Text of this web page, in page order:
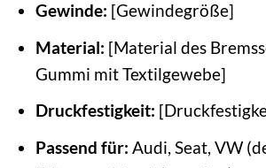
Gewinde: [Gewindegröße]
Material: [Material des
Gummi mit Textilgewebe]
Druckfestigkeit:
Passend für: Audi, Seat, VW